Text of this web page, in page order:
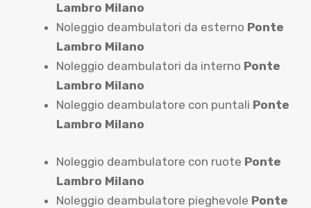
Lambro Milano
Noleggio deambulatori da esterno Ponte
Lambro Milano
Noleggio deambulatori da interno Ponte
Lambro Milano
Noleggio deambulatore con puntali Ponte
Lambro Milano
Noleggio deambulatore con ruote Ponte
Lambro Milano
Noleggio deambulatore pieghevole Ponte